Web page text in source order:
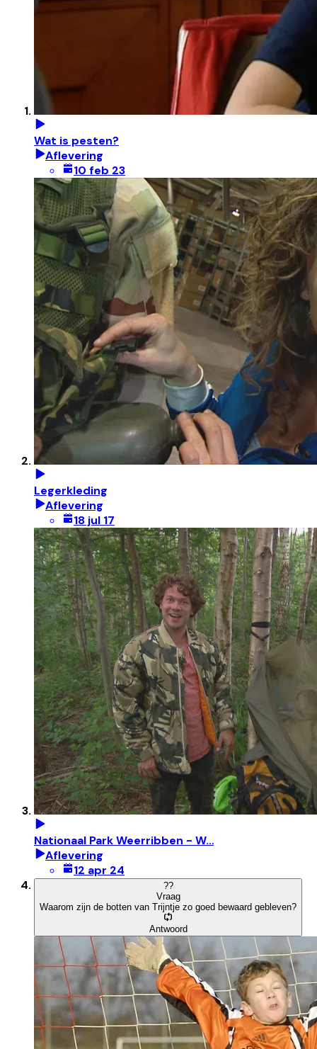
Wat is pesten?
Aflevering
10 feb 23
Legerkleding
Aflevering
18 jul 17
Nationaal Park Weerribben - W…
Aflevering
12 apr 24
??
Vraag
Waarom zijn de botten van Trijntje zo goed bewaard gebleven?
Antwoord